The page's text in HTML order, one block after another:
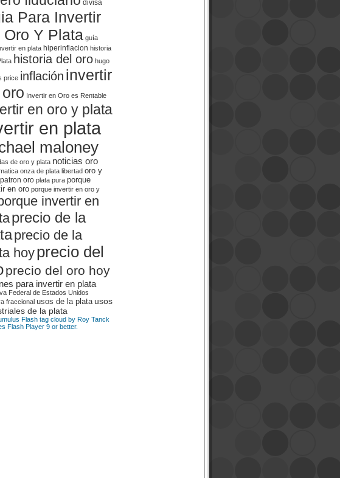
divisa
Para Invertir
Oro Y Plata guía
en plata hiperinflacion historia
historia del oro hugo
price inflación invertir
Invertir en Oro es Rentable
en oro y plata
en plata
maloney
de oro y plata noticias oro
onza de plata libertad oro y
patron oro plata pura porque
en oro porque invertir en oro y
invertir en
precio de la
precio de la
hoyprecio del
precio del oro hoy
para invertir en plata
Federal de Estados Unidos
fraccional usos de la plata usos
de la plata
Flash tag cloud by Roy Tanck
Flash Player 9 or better.